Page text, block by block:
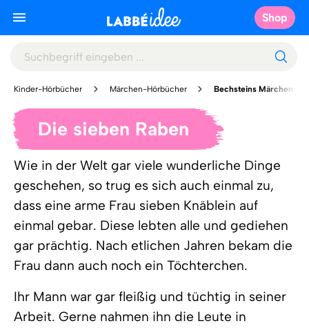
Shop
Kinder-Hörbücher Märchen-Hörbücher Bechsteins Märchen
Die sieben Raben
Wie in der Welt gar viele wunderliche Dinge
geschehen, so trug es sich auch einmal zu,
dass eine arme Frau sieben Knäblein auf
einmal gebar. Diese lebten alle und gediehen
gar prächtig. Nach etlichen Jahren bekam die
Frau dann auch noch ein Töchterchen.
Ihr Mann war gar fleißig und tüchtig in seiner
Arbeit. Gerne nahmen ihn die Leute in